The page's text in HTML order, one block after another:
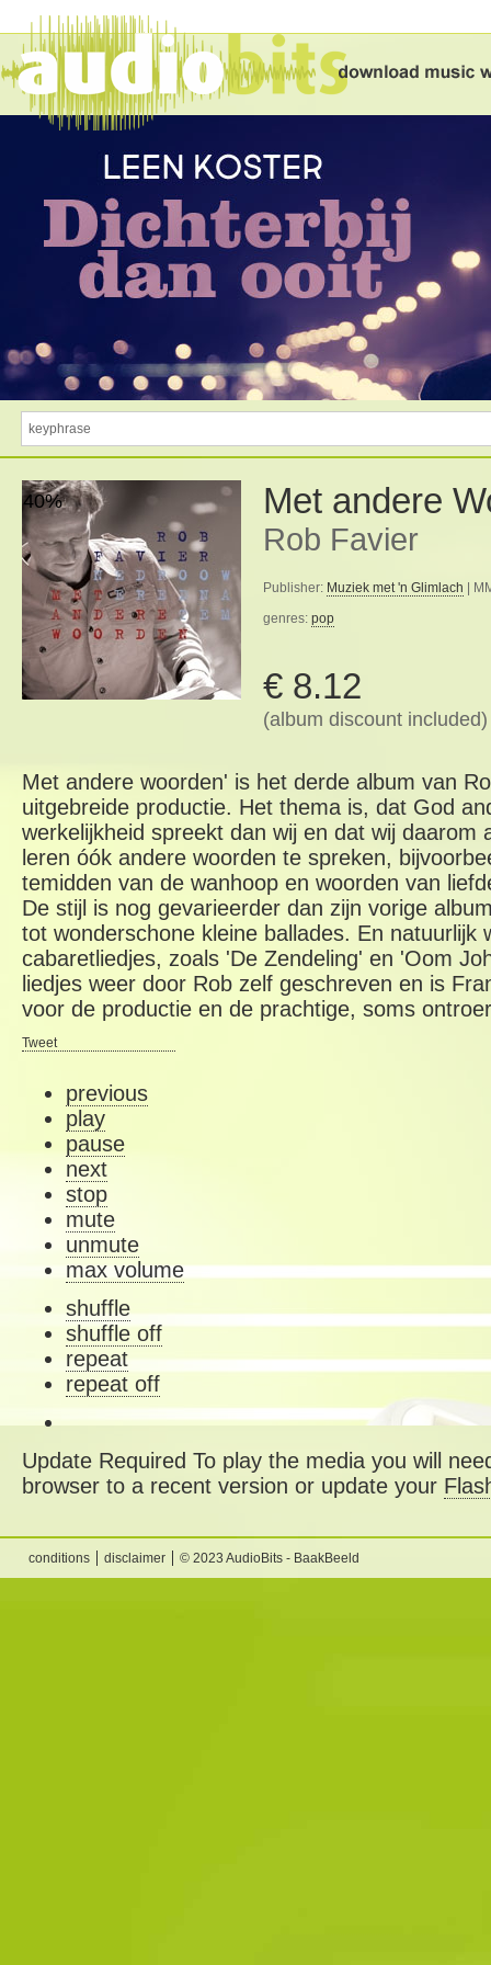
40% Met andere
Rob Favier
Publisher: Muziek met 'n Glimlach |
genres: pop
€ 8.12
(album discount included)
Met andere woorden' is het derde album van
uitgebreide productie. Het thema is, dat God
werkelijkheid spreekt dan wij en dat wij daarom
leren óók andere woorden te spreken,
temidden van de wanhoop en woorden van
De stijl is nog gevarieerder dan zijn vorige
tot wonderschone kleine ballades. En natuurlijk
cabaretliedjes, zoals 'De Zendeling' en 'Oom
liedjes weer door Rob zelf geschreven en is
voor de productie en de prachtige, soms
Tweet
previous
play
pause
next
stop
mute
unmute
max volume
shuffle
shuffle off
repeat
repeat off
Update Required To play the media you will
browser to a recent version or update your
conditions disclaimer © 2023 AudioBits - BaakBeeld